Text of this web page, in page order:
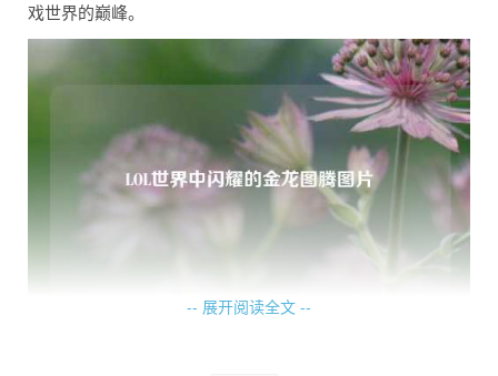
戏世界的巅峰。
-- 展开阅读全文 --